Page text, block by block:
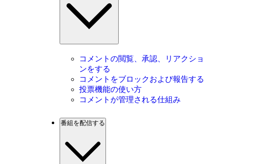
コメントの閲覧、承認、リアクショ
ンをする
コメントをブロックおよび報告する
投票機能の使い方
コメントが管理される仕組み
番組を配信する